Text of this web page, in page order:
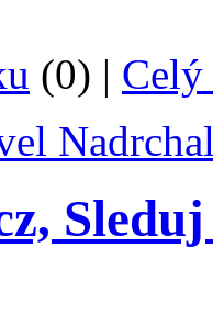
(0) | Celý
Sleduj